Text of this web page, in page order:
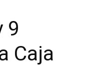
9
Caja